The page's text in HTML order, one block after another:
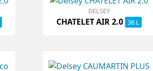
DELSEY
CHATELET AIR 2.0 38 L